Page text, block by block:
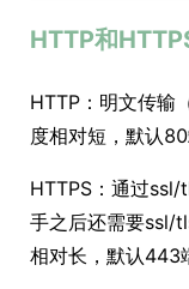
HTTP和
HTTP：明文传输
度相对短，默认
HTTPS：通过
手之后还需要ssl/
相对长，默认443